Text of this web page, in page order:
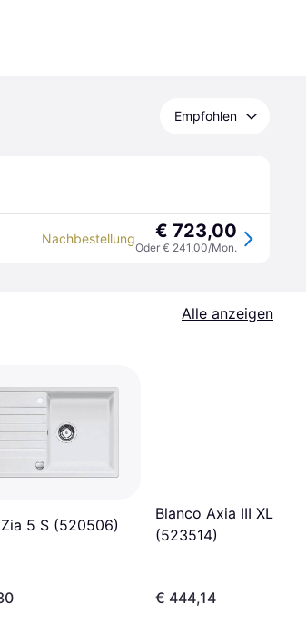
Empfohlen
Nachbestellung € 723,00
Oder € 241,00/Mon.
Alle anzeigen
5 S (520506)
Blanco Axia III XL 6 S
(523514)
€ 444,14